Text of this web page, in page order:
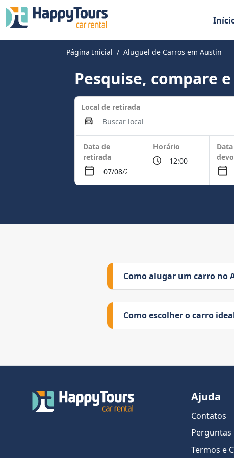
Página Inicial Aluguel de Carros em Austin
Pesquise, compare
Local de retirada
Data de
retirada
Horário
Como alugar um carro no
Como escolher o carro
Ajuda
Contatos
Perguntas
Termos e